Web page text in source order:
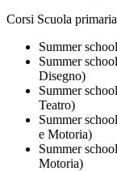
Corsi Scuola
Summer
Summer
Disegno)
Summer
Teatro)
Summer
e Motoria)
Summer
Motoria)